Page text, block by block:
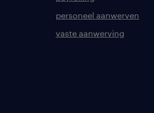
personeel aanwerven
vaste aanwerving